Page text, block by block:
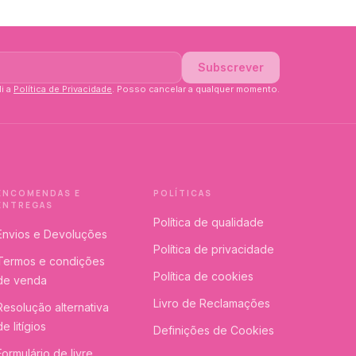
Subscrever
a Política de Privacidade. Posso cancelar a qualquer momento.
E
e Devoluções
e condições
venda
alternativa
litígios
de livre
POLÍTICAS
Política de qualidade
Política de privacidade
Política de cookies
Livro de Reclamações
Definições de Cookies